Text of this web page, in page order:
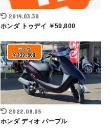
2019.03.30
ホンダ トゥデイ ￥59,800
2022.08.05
ホンダ ディオ パープル